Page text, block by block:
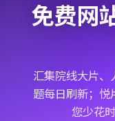
免费网
汇集院线大片、
题每日刷新；悦
您少花